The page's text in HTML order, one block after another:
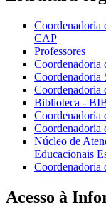
Coordenadoria
CAP
Professores
Coordenadoria
Coordenadoria
Coordenadoria
Biblioteca -
Coordenadoria
Núcleo de
Educacionais
Coordenadoria
Acesso à